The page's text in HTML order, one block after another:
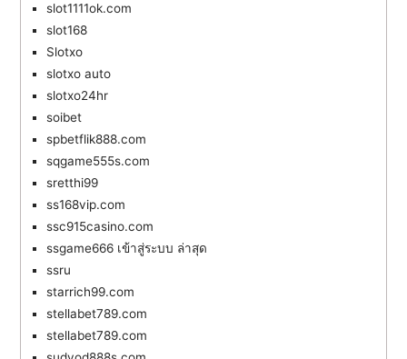
slot1111ok.com
slot168
Slotxo
slotxo auto
slotxo24hr
soibet
spbetflik888.com
sqgame555s.com
sretthi99
ss168vip.com
ssc915casino.com
ssgame666 เข้าสู่ระบบ ล่าสุด
ssru
starrich99.com
stellabet789.com
stellabet789.com